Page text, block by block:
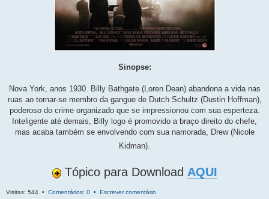
Sinopse:
Nova York, anos 1930. Billy Bathgate (Loren Dean) abandona a vida nas
ruas ao tornar-se membro da gangue de Dutch Schultz (Dustin Hoffman),
poderoso do crime organizado que se impressionou com sua esperteza.
Inteligente até demais, Billy logo é promovido a braço direito do chefe,
mas acaba também se envolvendo com sua namorada, Drew (Nicole
Kidman).
Tópico para Download AQUI
Visitas: 544 • Comentários: 0 • Escrever comentário